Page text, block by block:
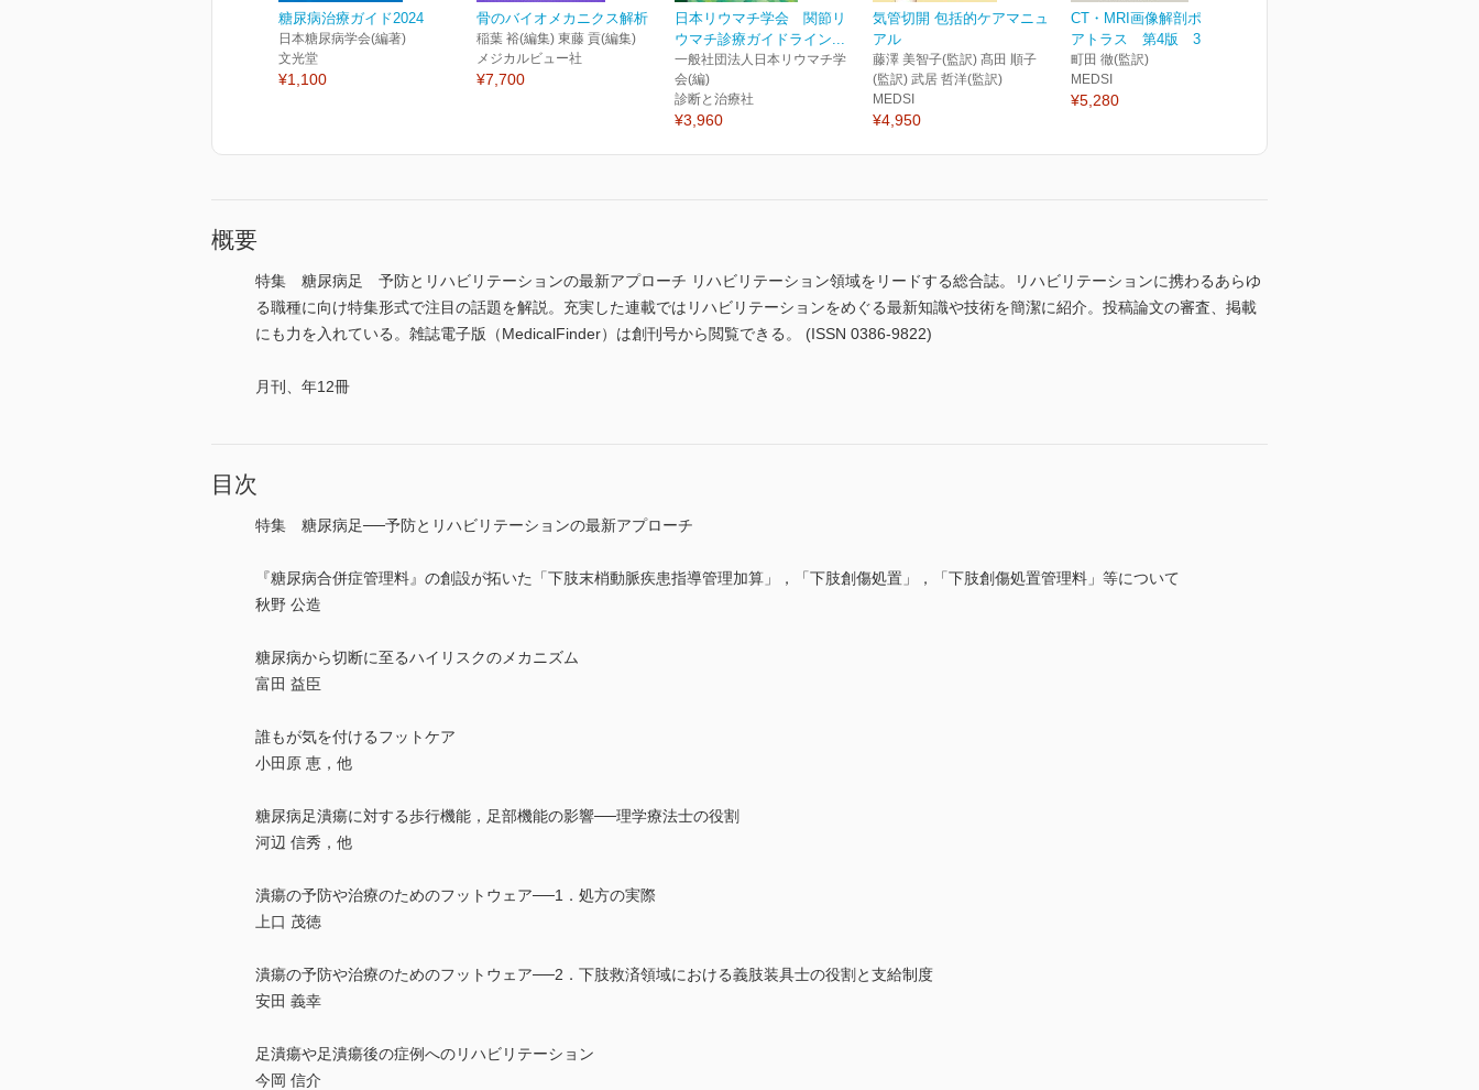
糖尿病治療ガイド2024
日本糖尿病学会(編著)
文光堂
¥1,100
骨のバイオメカニクス解析
稲葉 裕(編集) 東藤 貢(編集)
メジカルビュー社
¥7,700
日本リウマチ学会 関節リ
ウマチ診療ガイドライン...
一般社団法人日本リウマチ学
会(編)
診断と治療社
¥3,960
気管切開 包括的ケアマニュ
アル
藤澤 美智子(監訳) 髙田 順子
(監訳) 武居 哲洋(監訳)
MEDSI
¥4,950
CT・MRI画像解剖ポケット
アトラス 第4版 3巻...
町田 徹(監訳)
MEDSI
¥5,280
概要
特集 糖尿病足 予防とリハビリテーションの最新アプローチ リハビリテーション領域をリードする総合誌。リハビリテーションに携わるあらゆ
る職種に向け特集形式で注目の話題を解説。充実した連載ではリハビリテーションをめぐる最新知識や技術を簡潔に紹介。投稿論文の審査、掲載
にも力を入れている。雑誌電子版（MedicalFinder）は創刊号から閲覧できる。 (ISSN 0386-9822)
月刊、年12冊
目次
特集 糖尿病足──予防とリハビリテーションの最新アプローチ
『糖尿病合併症管理料』の創設が拓いた「下肢末梢動脈疾患指導管理加算」，「下肢創傷処置」，「下肢創傷処置管理料」等について
秋野 公造
糖尿病から切断に至るハイリスクのメカニズム
富田 益臣
誰もが気を付けるフットケア
小田原 恵，他
糖尿病足潰瘍に対する歩行機能，足部機能の影響──理学療法士の役割
河辺 信秀，他
潰瘍の予防や治療のためのフットウェア──1．処方の実際
上口 茂徳
潰瘍の予防や治療のためのフットウェア──2．下肢救済領域における義肢装具士の役割と支給制度
安田 義幸
足潰瘍や足潰瘍後の症例へのリハビリテーション
今岡 信介